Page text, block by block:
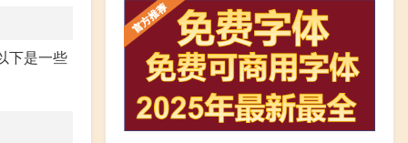
下是一些